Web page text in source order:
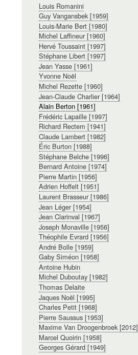
principale
Louis Romanini
Guy Vangansbek [1959]
Louis-Marie Bert [1980]
Michel Laffineur [1960]
Hervé Toussaint [1997]
Stéphane Libert [1997]
Jean Yasse [1961]
Yvonne Noël
Michel Rezette [1960]
Jean-Claude Charlier [1964]
Alain Berton [1961]
Frédéric Lapaille [1997]
Richard Rectem [1941]
Claude Lambert [1982]
Éric Burton [1988]
Stéphane Belche [1996]
Bernard Antoine [1974]
Pierre Martin [1956]
Adrien Hoffelt [1951]
Laurent Brasseur [1986]
Jean Léger [1954]
Jean Clarinval [1967]
Joseph Monaville [1956]
Théophile Evrard [1956]
André Bolle [1959]
Gaby Siméon [1958]
Antoine Hubin
Michel Duboutay [1982]
Thomas Delaite
Jaques Noël [1995]
Charles Petit [1968]
Pierre Saussus [1953]
Maxime Van Droogenbroek [2012]
Marcel Quoirin [1958]
Georges Gérard [1949]